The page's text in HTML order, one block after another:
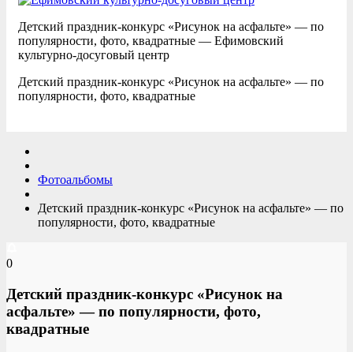
Детский праздник-конкурс «Рисунок на асфальте» — по
популярности, фото, квадратные — Ефимовский
культурно-досуговый центр
Детский праздник-конкурс «Рисунок на асфальте» — по
популярности, фото, квадратные
Фотоальбомы
Детский праздник-конкурс «Рисунок на асфальте» — по
популярности, фото, квадратные
0
Детский праздник-конкурс «Рисунок на
асфальте» — по популярности, фото,
квадратные